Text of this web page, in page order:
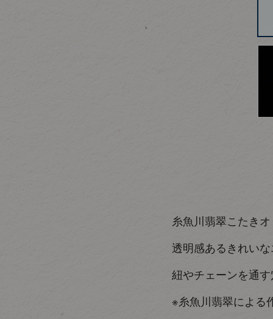
糸魚川翡翠こたき
透明感あるきれい
紐やチェーンを通
※糸魚川翡翠による